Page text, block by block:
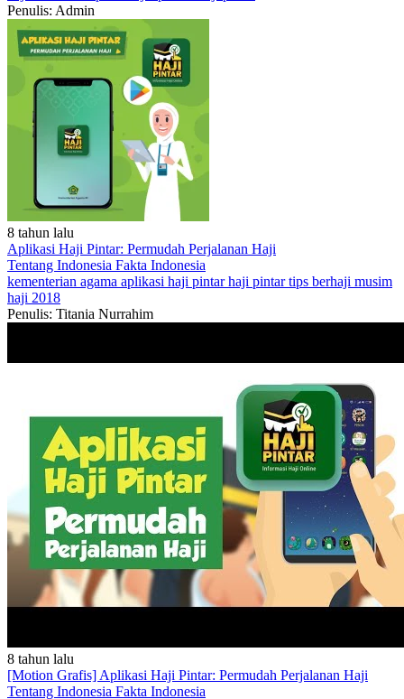
Penulis: Admin
8 tahun lalu
Aplikasi Haji Pintar: Permudah Perjalanan Haji
Tentang Indonesia Fakta Indonesia
kementerian agama aplikasi haji pintarhaji pintartips berhaji musim
haji 2018
Penulis: Titania Nurrahim
8 tahun lalu
[Motion Grafis] Aplikasi Haji Pintar: Permudah Perjalanan Haji
Tentang Indonesia Fakta Indonesia